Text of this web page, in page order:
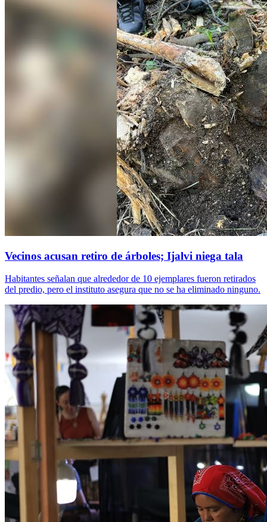
Vecinos acusan retiro de árboles; Ijalvi niega tala
Habitantes señalan que alrededor de 10 ejemplares fueron retirados
del predio, pero el instituto asegura que no se ha eliminado ninguno.